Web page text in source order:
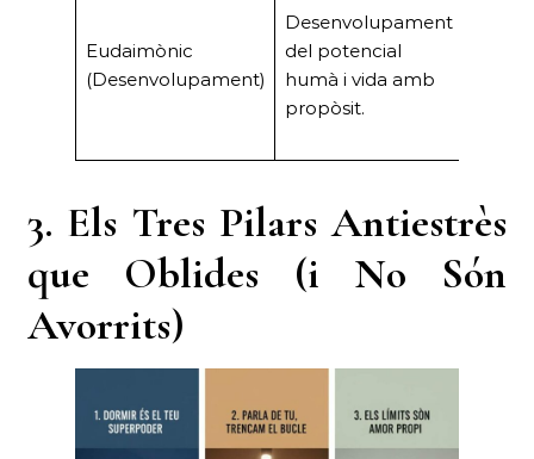
Eudaimònic
(Desenvolupament)
Desenvolupament
del potencial
humà i vida amb
propòsit.
3. Els Tres Pilars Antiestrès
que Oblides (i No Són
Avorrits)